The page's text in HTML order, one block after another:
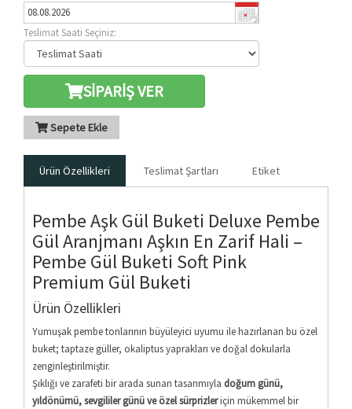
Teslimat Saati Seçiniz:
SİPARİŞ VER
Sepete Ekle
Ürün Özellikleri Teslimat Şartları Etiket
Pembe Aşk Gül Buketi Deluxe Pembe
Gül Aranjmanı Aşkın En Zarif Hali –
Pembe Gül Buketi Soft Pink
Premium Gül Buketi
Ürün Özellikleri
Yumuşak pembe tonlarının büyüleyici uyumu ile hazırlanan bu özel
buket; taptaze güller, okaliptus yaprakları ve doğal dokularla
zenginleştirilmiştir.
Şıklığı ve zarafeti bir arada sunan tasarımıyla doğum günü,
yıldönümü, sevgililer günü ve özel sürprizleriçin mükemmel bir